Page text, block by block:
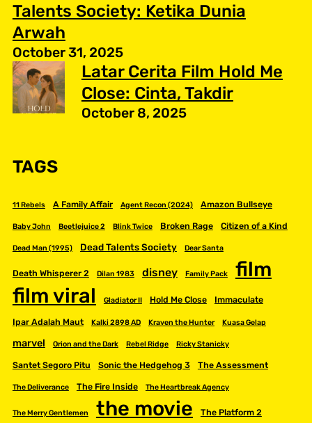
Talents Society: Ketika Dunia
Arwah
October 31, 2025
Latar Cerita Film Hold Me
Close: Cinta, Takdir
October 8, 2025
TAGS
11 Rebels A Family Affair Agent Recon (2024) Amazon Bullseye
Baby John Beetlejuice 2 Blink Twice Broken Rage Citizen of a Kind
Dead Man (1995) Dead Talents Society Dear Santa
Death Whisperer 2 Dilan 1983 disney Family Pack
film
film viral
Gladiator II Hold Me Close Immaculate
Ipar Adalah Maut Kalki 2898 AD Kraven the Hunter Kuasa Gelap
marvel Orion and the Dark Rebel Ridge Ricky Stanicky
Santet Segoro Pitu Sonic the Hedgehog 3 The Assessment
The Deliverance The Fire Inside The Heartbreak Agency
The Merry Gentlemen the movie The Platform 2